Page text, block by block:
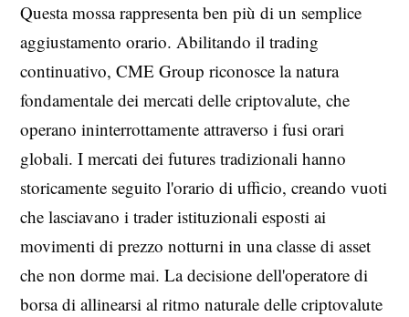
Questa mossa rappresenta ben più di un semplice
aggiustamento orario. Abilitando il trading
continuativo, CME Group riconosce la natura
fondamentale dei mercati delle criptovalute, che
operano ininterrottamente attraverso i fusi orari
globali. I mercati dei futures tradizionali hanno
storicamente seguito l'orario di ufficio, creando vuoti
che lasciavano i trader istituzionali esposti ai
movimenti di prezzo notturni in una classe di asset
che non dorme mai. La decisione dell'operatore di
borsa di allinearsi al ritmo naturale delle criptovalute